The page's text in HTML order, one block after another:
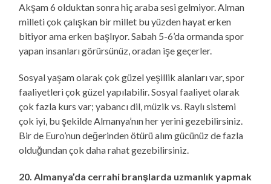
Akşam 6 olduktan sonra hiç araba sesi gelmiyor. Alman
milleti çok çalışkan bir millet bu yüzden hayat erken
bitiyor ama erken başlıyor. Sabah 5-6’da ormanda spor
yapan insanları görürsünüz, oradan işe geçerler.
Sosyal yaşam olarak çok güzel yeşillik alanları var, spor
faaliyetleri çok güzel yapılabilir. Sosyal faaliyet olarak
çok fazla kurs var; yabancı dil, müzik vs. Raylı sistemi
çok iyi, bu şekilde Almanya’nın her yerini gezebilirsiniz.
Bir de Euro’nun değerinden ötürü alım gücünüz de fazla
olduğundan çok daha rahat gezebilirsiniz.
20. Almanya’da cerrahi branşlarda uzmanlık yapmak